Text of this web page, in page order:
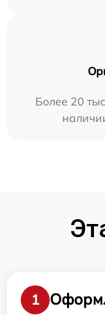
Более 20
1